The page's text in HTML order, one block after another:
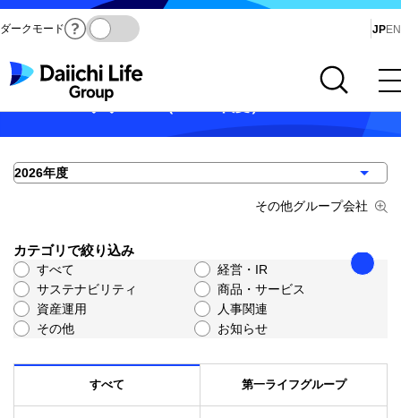
ダークモード JPEN
サイト内検索を開く
メインメニューを開く
ニュースリリース（2026年度）
その他グループ会社 モー
カテゴリで絞り込み
すべて
経営・IR
サステナビリティ
商品・サービス
資産運用
人事関連
その他
お知らせ
すべて 第一ライフグループ